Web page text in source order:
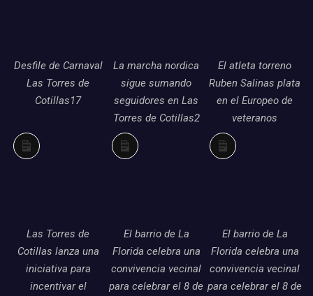
Desfile de Carnaval
Las Torres de
Cotillas17
La marcha nordica
sigue sumando
seguidores en Las
Torres de Cotillas2
El atleta torreno
Ruben Salinas plata
en el Europeo de
veteranos
Larga
Las Torres de
Cotillas lanza una
iniciativa para
incentivar el
Larga
El barrio de La
Florida celebra una
convivencia vecinal
para celebrar el 8 de
Larga
El barrio de La
Florida celebra una
convivencia vecinal
para celebrar el 8 de